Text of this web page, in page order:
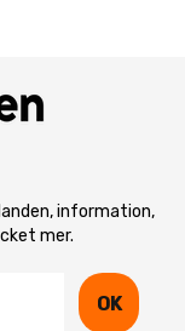
information,
mer.
OK